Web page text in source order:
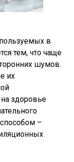
в
тем, что чаще
шумов.
их
здоровье
–